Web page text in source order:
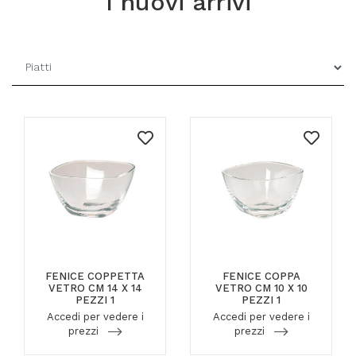
FENICE COPPETTA
VETRO CM 14 X 14
PEZZI 1
Accedi per vedere i
prezzi
FENICE COPPA
VETRO CM 10 X 10
PEZZI 1
Accedi per vedere i
prezzi